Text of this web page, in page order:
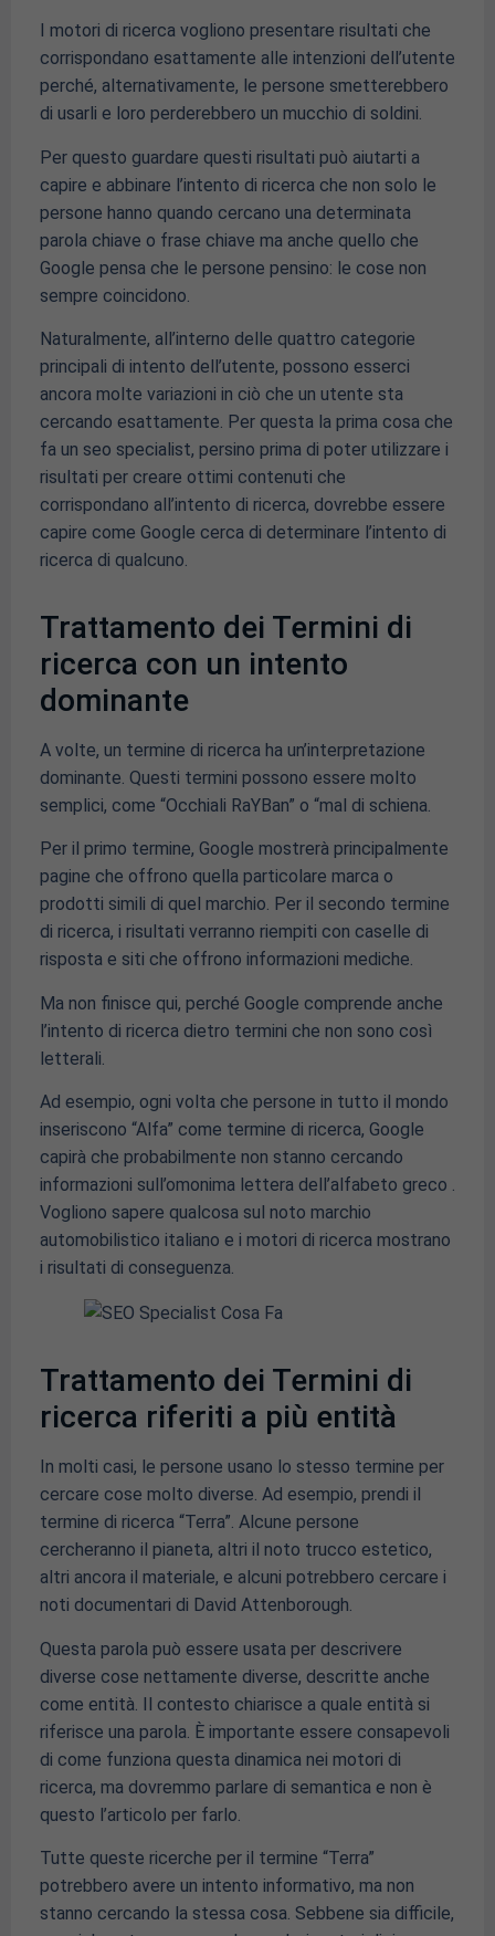
I motori di ricerca vogliono presentare risultati che
corrispondano esattamente alle intenzioni dell’utente
perché, alternativamente, le persone smetterebbero
di usarli e loro perderebbero un mucchio di soldini.
Per questo guardare questi risultati può aiutarti a
capire e abbinare l’intento di ricerca che non solo le
persone hanno quando cercano una determinata
parola chiave o frase chiave ma anche quello che
Google pensa che le persone pensino: le cose non
sempre coincidono.
Naturalmente, all’interno delle quattro categorie
principali di intento dell’utente, possono esserci
ancora molte variazioni in ciò che un utente sta
cercando esattamente. Per questa la prima cosa che
fa un seo specialist, persino prima di poter utilizzare i
risultati per creare ottimi contenuti che
corrispondano all’intento di ricerca, dovrebbe essere
capire come Google cerca di determinare l’intento di
ricerca di qualcuno.
Trattamento dei Termini di
ricerca con un intento
dominante
A volte, un termine di ricerca ha un’interpretazione
dominante. Questi termini possono essere molto
semplici, come “Occhiali RaYBan” o “mal di schiena.
Per il primo termine, Google mostrerà principalmente
pagine che offrono quella particolare marca o
prodotti simili di quel marchio. Per il secondo termine
di ricerca, i risultati verranno riempiti con caselle di
risposta e siti che offrono informazioni mediche.
Ma non finisce qui, perché Google comprende anche
l’intento di ricerca dietro termini che non sono così
letterali.
Ad esempio, ogni volta che persone in tutto il mondo
inseriscono “Alfa” come termine di ricerca, Google
capirà che probabilmente non stanno cercando
informazioni sull’omonima lettera dell’alfabeto greco .
Vogliono sapere qualcosa sul noto marchio
automobilistico italiano e i motori di ricerca mostrano
i risultati di conseguenza.
Trattamento dei Termini di
ricerca riferiti a più entità
In molti casi, le persone usano lo stesso termine per
cercare cose molto diverse. Ad esempio, prendi il
termine di ricerca “Terra”. Alcune persone
cercheranno il pianeta, altri il noto trucco estetico,
altri ancora il materiale, e alcuni potrebbero cercare i
noti documentari di David Attenborough.
Questa parola può essere usata per descrivere
diverse cose nettamente diverse, descritte anche
come entità. Il contesto chiarisce a quale entità si
riferisce una parola. È importante essere consapevoli
di come funziona questa dinamica nei motori di
ricerca, ma dovremmo parlare di semantica e non è
questo l’articolo per farlo.
Tutte queste ricerche per il termine “Terra”
potrebbero avere un intento informativo, ma non
stanno cercando la stessa cosa. Sebbene sia difficile,